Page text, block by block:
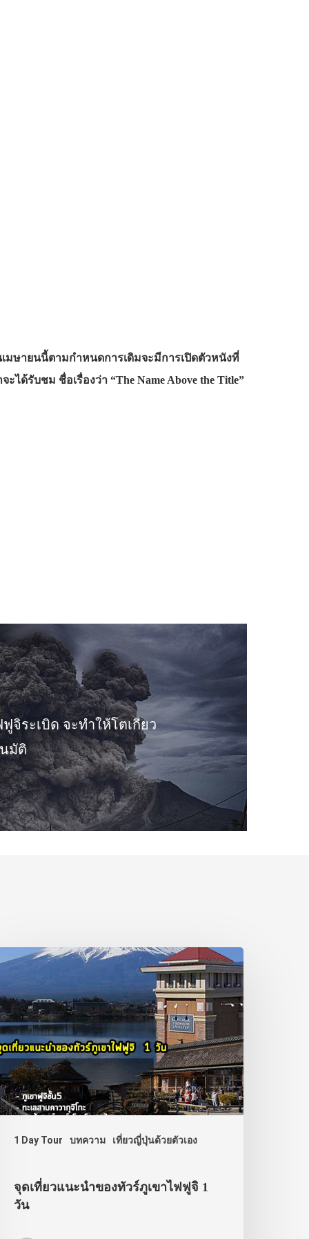
มษายนนี้ตามกำหนดการเดิมจะมีการเปิดตัวหนังที่
ด้รับชม ชื่อเรื่องว่า “The Name Above the Title”
จิระเบิด จะทำให้โตเกียว
มัติ
1 Day Tour บทความ เที่ยวญี่ปุ่นด้วยตัวเอง
จุดเที่ยวแนะนำของทัวร์ภูเขาไฟฟูจิ 1
วัน